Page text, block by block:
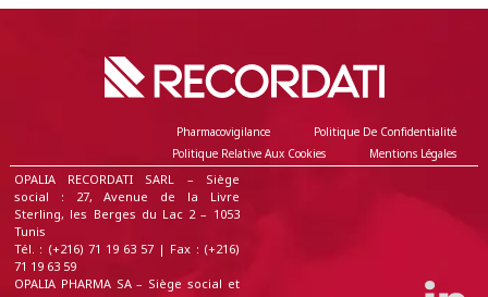
Pharmacovigilance
Politique De Confidentialité
Politique Relative Aux Cookies
Mentions Légales
OPALIA RECORDATI SARL – Siège
social : 27, Avenue de la Livre
Sterling, les Berges du Lac 2 – 1053
Tunis
Tél. : (+216) 71 19 63 57 | Fax : (+216)
71 19 63 59
OPALIA PHARMA SA – Siège social et